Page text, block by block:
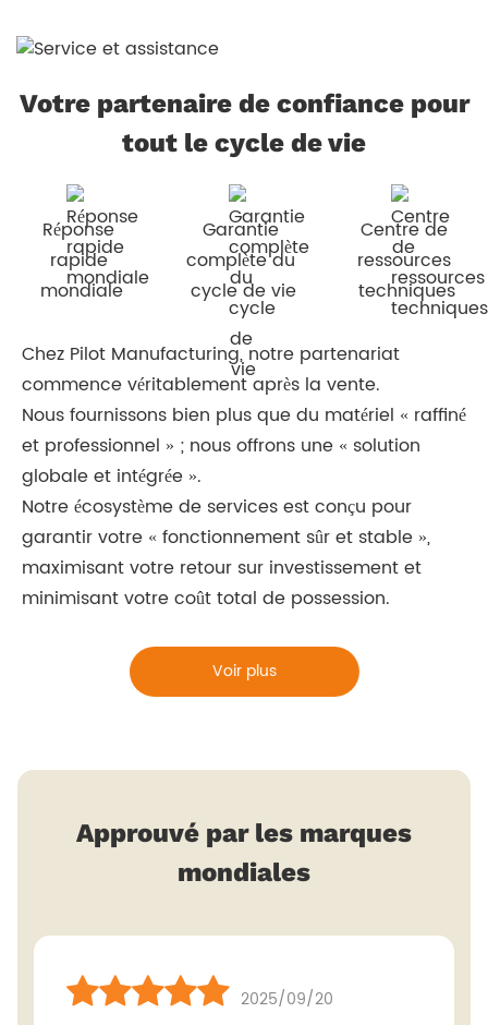
Votre partenaire de confiance pour
tout le cycle de vie
Réponse
rapide
mondiale
Garantie
complète du
cycle de vie
Centre de
ressources
techniques
Chez Pilot Manufacturing, notre partenariat
commence véritablement après la vente.
Nous fournissons bien plus que du matériel « raffiné
et professionnel » ; nous offrons une « solution
globale et intégrée ».
Notre écosystème de services est conçu pour
garantir votre « fonctionnement sûr et stable »,
maximisant votre retour sur investissement et
minimisant votre coût total de possession.
Voir plus
Approuvé par les marques
mondiales
2025/09/20